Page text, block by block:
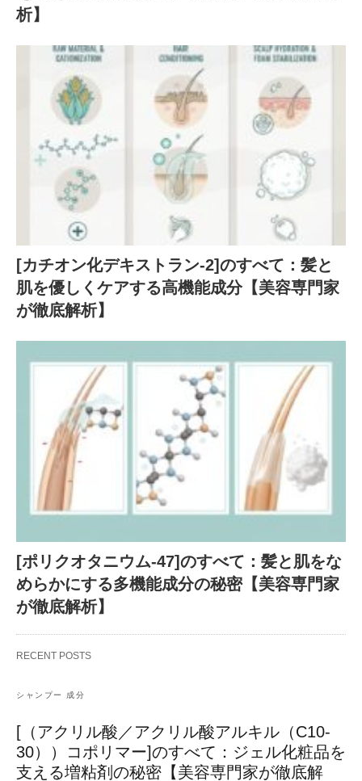
析】
[カチオン化デキストラン-2]のすべて：髪と
肌を優しくケアする高機能成分【美容専門家
が徹底解析】
[ポリクオタニウム-47]のすべて：髪と肌をな
めらかにする多機能成分の秘密【美容専門家
が徹底解析】
RECENT POSTS
シャンプー 成分
[（アクリル酸／アクリル酸アルキル（C10-
30））コポリマー]のすべて：ジェル化粧品を
支える増粘剤の秘密【美容専門家が徹底解